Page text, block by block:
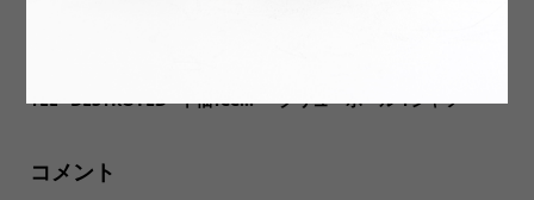
TEE “DESTROYED” 半袖Tee...
クリューボール Tシャツ
コメント